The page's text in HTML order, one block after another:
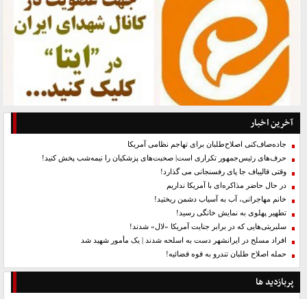
آخرین اخبار
جاده‌صاف‌کنی اصلاح‌طلبان برای تهاجم نظامی آمریکا
حرف‌های رئیس‌جمهور تکراری است| صحبت‌های پزشکیان را نیمه‌شب پخش کنید!
وقتی قالیباف جا پای رفسنجانی می گذارد!
در حال حاضر مذاکره‌ای با آمریکا نداریم
خانم مهاجرانی، آب به آسیاب دشمن ریختید!
تطهیر پهلوی به نمایش خانگی رسید!
سلبریتی‌هایی که در برابر جنایت آمریکا «لال» شدند!
افراد مسلح در ایرانشهر دست به اسلحه شدند | یک مأمور شهید شد
حمله اصلاح طلبان تندرو به قوه قضائیه!
پربازدید ها